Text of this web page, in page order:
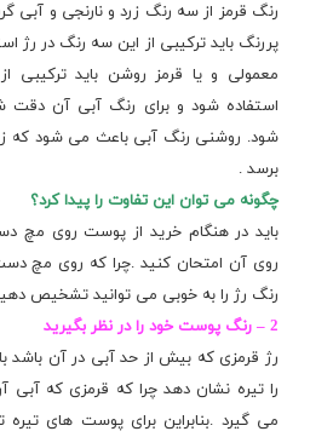
رنگ قرمز از سه رنگ زرد و نارنجی و آبی
پررنگ باید ترکیبی از این سه رنگ در رژ
معمولی و یا قرمز روشن باید ترکیبی
استفاده شود و برای رنگ آبی آن دقت
شود. روشنی رنگ آبی باعث می شود که
برسد .
چگونه می توان این تفاوت را پیدا کرد؟
باید در هنگام خرید از پوست روی مچ
روی آن امتحان کنید .چرا که روی مچ
رنگ رژ را به خوبی می توانید تشخیص
2 – رنگ پوست خود را در نظر بگیرید
رژ قرمزی که بیش از حد آبی در آن
را تیره نشان دهد چرا که قرمزی که
می گیرد .بنابراین برای پوست های